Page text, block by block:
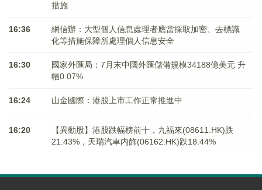
措施
16:36
網信辦：大型個人信息處理者應當採取加密、去標識
化等措施保障所處理個人信息安全
16:30
國家外匯局：7月末中國外匯儲備規模34188億美元 升
幅0.07%
16:24 山金國際：港股上市工作正常推進中
16:20
【異動股】港股跌幅榜前十，九福來(08611.HK)跌
21.43%，天瑞汽車内飾(06162.HK)跌18.44%